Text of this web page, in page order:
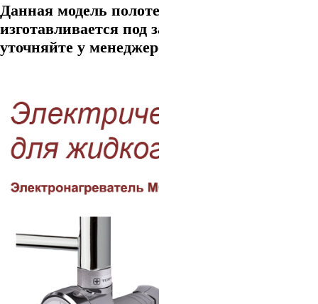
Данная модель полотенцесушителя
изготавливается под заказ. Информацию
уточняйте у менеджеров.